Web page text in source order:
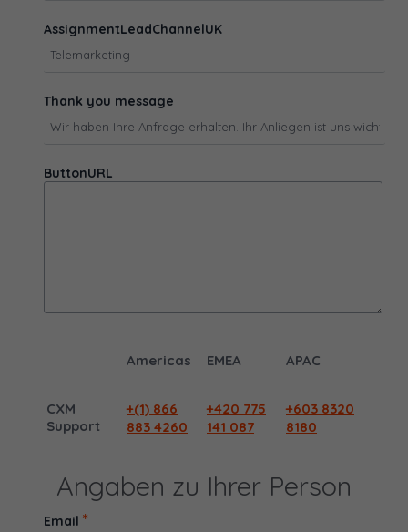
AssignmentLeadChannelUK
Thank you message
ButtonURL
Americas EMEA APAC
CXM
Support
+(1) 866
883 4260
+420 775
141 087
+603 8320
8180
Angaben zu Ihrer Person
Email *